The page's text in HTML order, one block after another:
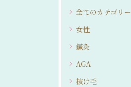
全てのカテゴリー
女性
鍼灸
AGA
抜け毛